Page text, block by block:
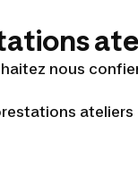
nous